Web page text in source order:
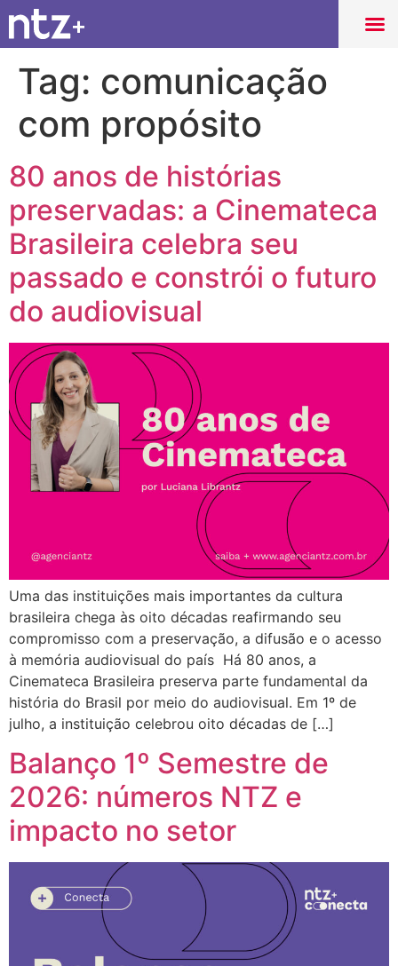
Tag: comunicação
com propósito
80 anos de histórias
preservadas: a Cinemateca
Brasileira celebra seu
passado e constrói o futuro
do audiovisual
Uma das instituições mais importantes da cultura
brasileira chega às oito décadas reafirmando seu
compromisso com a preservação, a difusão e o acesso
à memória audiovisual do país Há 80 anos, a
Cinemateca Brasileira preserva parte fundamental da
história do Brasil por meio do audiovisual. Em 1º de
julho, a instituição celebrou oito décadas de […]
Balanço 1º Semestre de
2026: números NTZ e
impacto no setor